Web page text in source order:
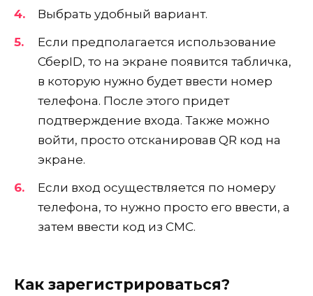
Выбрать удобный вариант.
Если предполагается использование
СберID, то на экране появится табличка,
в которую нужно будет ввести номер
телефона. После этого придет
подтверждение входа. Также можно
войти, просто отсканировав QR код на
экране.
Если вход осуществляется по номеру
телефона, то нужно просто его ввести, а
затем ввести код из СМС.
Как зарегистрироваться?